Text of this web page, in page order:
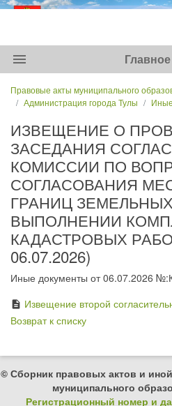
menu
Правовые акты муниципального
Администрация города Тулы
ИЗВЕЩЕНИЕ О
ЗАСЕДАНИЯ
КОМИССИИ ПО
СОГЛАСОВАНИЯ
ГРАНИЦ
ВЫПОЛНЕНИИ
КАДАСТРОВЫХ
06.07.2026)
Иные документы от 06.07.2026
description Извещение второй
Возврат к списку
© Сборник правовых актов и
муниципального
Регистрационный номер и